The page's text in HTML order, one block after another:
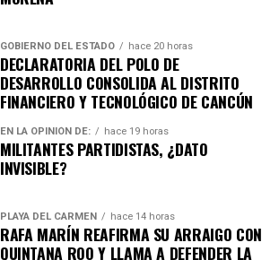
GOBIERNO DEL ESTADO hace 20 horas
DECLARATORIA DEL POLO DE
DESARROLLO CONSOLIDA AL DISTRITO
FINANCIERO Y TECNOLÓGICO DE CANCÚN
EN LA OPINIÓN DE: hace 19 horas
MILITANTES PARTIDISTAS, ¿DATO
INVISIBLE?
PLAYA DEL CARMEN hace 14 horas
RAFA MARÍN REAFIRMA SU ARRAIGO CON
QUINTANA ROO Y LLAMA A DEFENDER LA